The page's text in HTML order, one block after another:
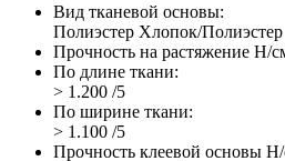
Вид тканевой основы:
Полиэстер Хлопок/Полиэстер
Прочность на растяжение Н/
По длине ткани:
> 1.200 /5
По ширине ткани:
> 1.100 /5
Прочность клеевой основы